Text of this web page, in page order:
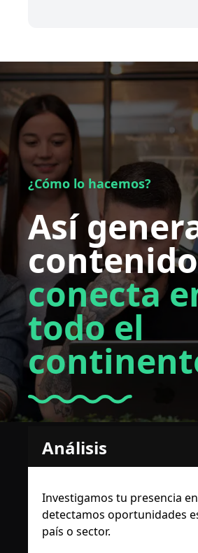
¿Cómo lo hacemos?
Así
conecta
todo el
Análisis
Investigamos tu presencia
detectamos oportunidades
país o sector.